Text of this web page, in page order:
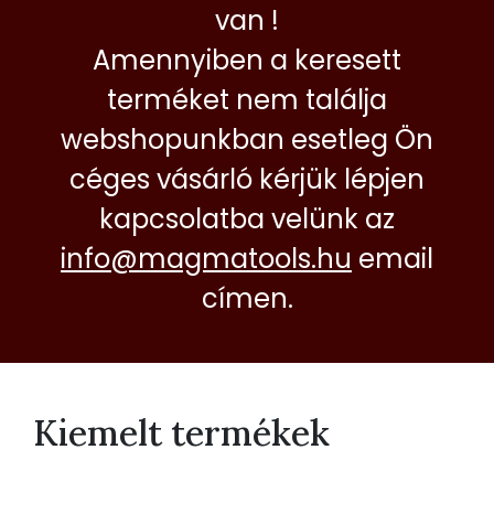
van !
Amennyiben a keresett
terméket nem találja
webshopunkban esetleg Ön
céges vásárló kérjük lépjen
kapcsolatba velünk az
info@magmatools.hu email
címen.
Kiemelt termékek